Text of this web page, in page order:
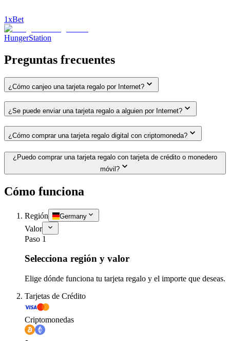
1xBet
HungerStation
Preguntas frecuentes
¿Cómo canjeo una tarjeta regalo por Internet?
¿Se puede enviar una tarjeta regalo a alguien por Internet?
¿Cómo comprar una tarjeta regalo digital con criptomoneda?
¿Puedo comprar una tarjeta regalo con tarjeta de crédito o monedero
móvil?
Cómo funciona
Región Germany
Valor
Paso 1
Selecciona región y valor
Elige dónde funciona tu tarjeta regalo y el importe que deseas.
Tarjetas de Crédito
Criptomonedas